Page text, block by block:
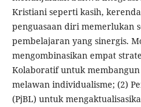
Kristiani seperti kasih,
penguasaan diri memerlukan
pembelajaran yang sinergis.
mengombinasikan empat
Kolaboratif untuk
melawan individualisme; (2)
(PjBL) untuk